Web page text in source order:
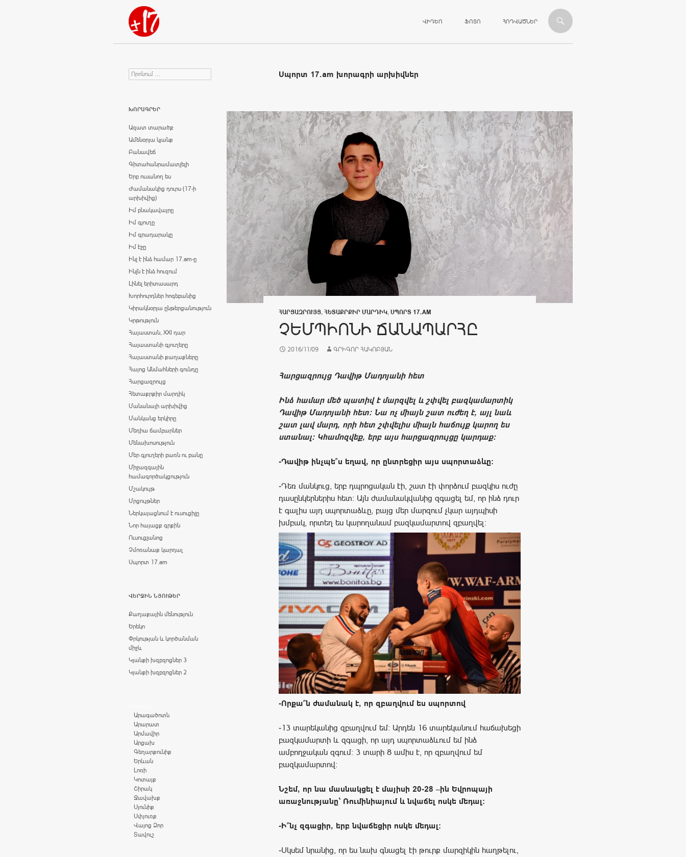
Որոնում
ՎԻԴԵՈ ՖՈՏՈ ՀՈԴՎԱԾՆԵՐ
Սպորտ 17.am խորագրի արխիվներ
ՀԱՐՑԱԶՐՈՒՅՑ, ՀԵՏԱՔՐՔԻՐ ՄԱՐԴԻԿ, ՍՊՈՐՏ 17.AM
ՉԵՄՊԻՈՆԻ ՃԱՆԱՊԱՐՀԸ
2016/11/09 ԳՐԻԳՈՐ ՀԱԿՈԲՅԱՆ
Հարցազրույց Դավիթ Մադոյանի հետ
Ինձ համար մեծ պատիվ է մարզվել և շփվել բազկամարտիկ
Դավիթ Մադոյանի հետ: Նա ոչ միայն շատ ուժեղ է, այլ նաև
շատ լավ մարդ, որի հետ շփվելիս միայն հաճույք կարող ես
ստանալ: Կհամոզվեք, երբ այս հարցազրույցը կարդաք:
-Դավիթ ինչպե՞ս եղավ, որ ընտրեցիր այս սպորտաձևը:
-Դեռ մանկուց, երբ դպրոցական էի, շատ էի փորձում բազկիս ուժը
դասընկերներիս հետ: Այն ժամանակվանից զգացել եմ, որ ինձ դուր
է գալիս այդ սպորտաձևը, բայց մեր մարզում չկար այդպիսի
խմբակ, որտեղ ես կարողանամ բազկամարտով զբաղվել:
-Որքա՞ն ժամանակ է, որ զբաղվում ես սպորտով
-13 տարեկանից զբաղվում եմ: Արդեն 16 տարեկանում հաճախեցի
բազկամարտի և զգացի, որ այդ սպորտաձևում եմ ինձ
ամբողջական զգում: 3 տարի 8 ամիս է, որ զբաղվում եմ
բազկամարտով:
Նշեմ, որ նա մասնակցել է մայիսի 20-28 –ին Եվրոպայի
առաջնությանը՝ Ռումինիայում և նվաճել ոսկե մեդալ:
-Ի՞նչ զգացիր, երբ նվաճեցիր ոսկե մեդալ:
-Սկսեմ նրանից, որ ես նախ գնացել էի թուրք մարզիկին հաղթելու,
Search for:
ԽՈՐԱԳՐԵՐ
Ազատ տարածք
Ամենօրյա կյանք
Բանավեճ
Գիտահանրամատչելի
Երբ ուսանող ես
Ժամանակից դուրս (17-ի
արխիվից)
Իմ բնակավայրը
Իմ գյուղը
Իմ գրադարակը
Իմ էջը
Ինչ է ինձ համար 17.am-ը
Ինչն է ինձ հուզում
Լինել երիտասարդ
Խորհուրդներ հոգեբանից
Կիրակնօրյա ընթերցանություն
Կրթություն
Հայաստան, XXI դար
Հայաստանի գյուղերը
Հայաստանի քաղաքները
Հայոց Անմահների գունդը
Հարցազրույց
Հետաքրքիր մարդիկ
Մանանայի արխիվից
Մանկանց երկիրը
Մեդիա ճամբարներ
Մենախոսություն
Մեր գյուղերի բառն ու բանը
Միջազգային
համագործակցություն
Մշակույթ
Մրցույթներ
Ներկայացնում է ուսուցիչը
Նոր հայացք գրքին
Ուսուցչանոց
Չմոռանաք կարդալ
Սպորտ 17.am
ՎԵՐՋԻՆ ՆՅՈՒԹԵՐ
Քաղաքային մենություն
Երեկո
Փրկության և կործանման
միջև
Կյանքի խզբզոցներ 3
Կյանքի խզբզոցներ 2
Արագածոտն
Արարատ
Արմավիր
Արցախ
Գեղարքունիք
Երևան
Լոռի
Կոտայք
Շիրակ
Ջավախք
Սյունիք
Սփյուռք
Վայոց Ձոր
Տավուշ